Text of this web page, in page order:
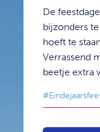
De
bijzonders
hoeft te
Verrassend
beetje extra